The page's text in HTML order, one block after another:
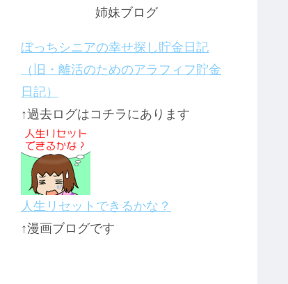
姉妹ブログ
ぼっちシニアの幸せ探し貯金日記
（旧・離活のためのアラフィフ貯金
日記）
↑過去ログはコチラにあります
人生リセットできるかな？
↑漫画ブログです